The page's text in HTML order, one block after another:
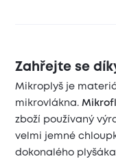
Zahřejte se
Mikroplyš je
mikrovlákna.
zboží používaný
velmi jemné
dokonalého